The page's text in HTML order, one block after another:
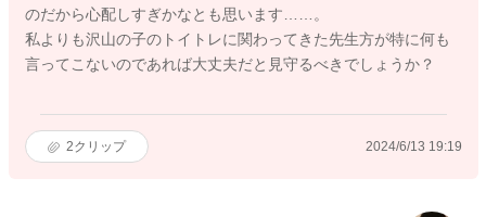
のだから心配しすぎかなとも思います……。
私よりも沢山の子のトイトレに関わってきた先生方が特に何も
言ってこないのであれば大丈夫だと見守るべきでしょうか？
2クリップ 2024/6/13 19:19